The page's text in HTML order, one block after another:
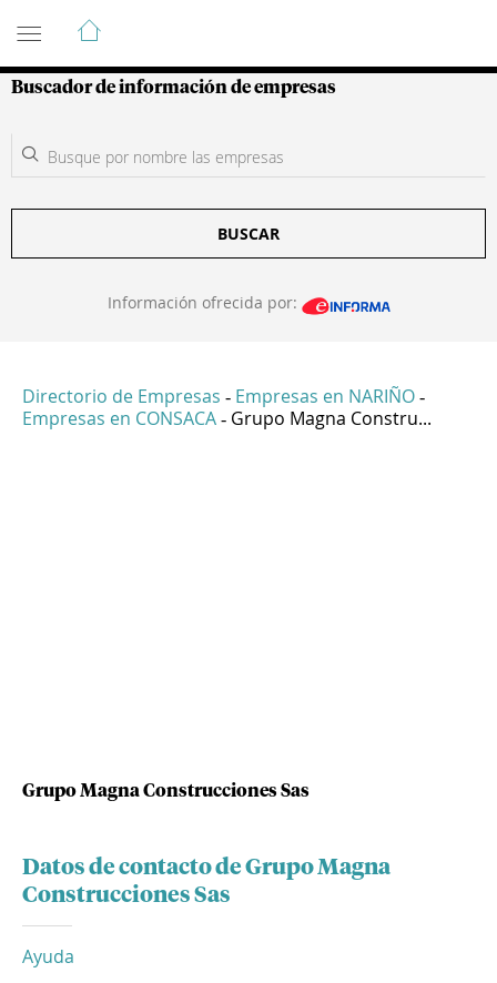
Guía de Empresas Colombianas
Buscador de información de empresas
BUSCAR
Información ofrecida por:
Directorio de Empresas - Empresas en NARIÑO -
Empresas en CONSACA - Grupo Magna Constru...
Grupo Magna Construcciones Sas
Datos de contacto de Grupo Magna
Construcciones Sas
Ayuda